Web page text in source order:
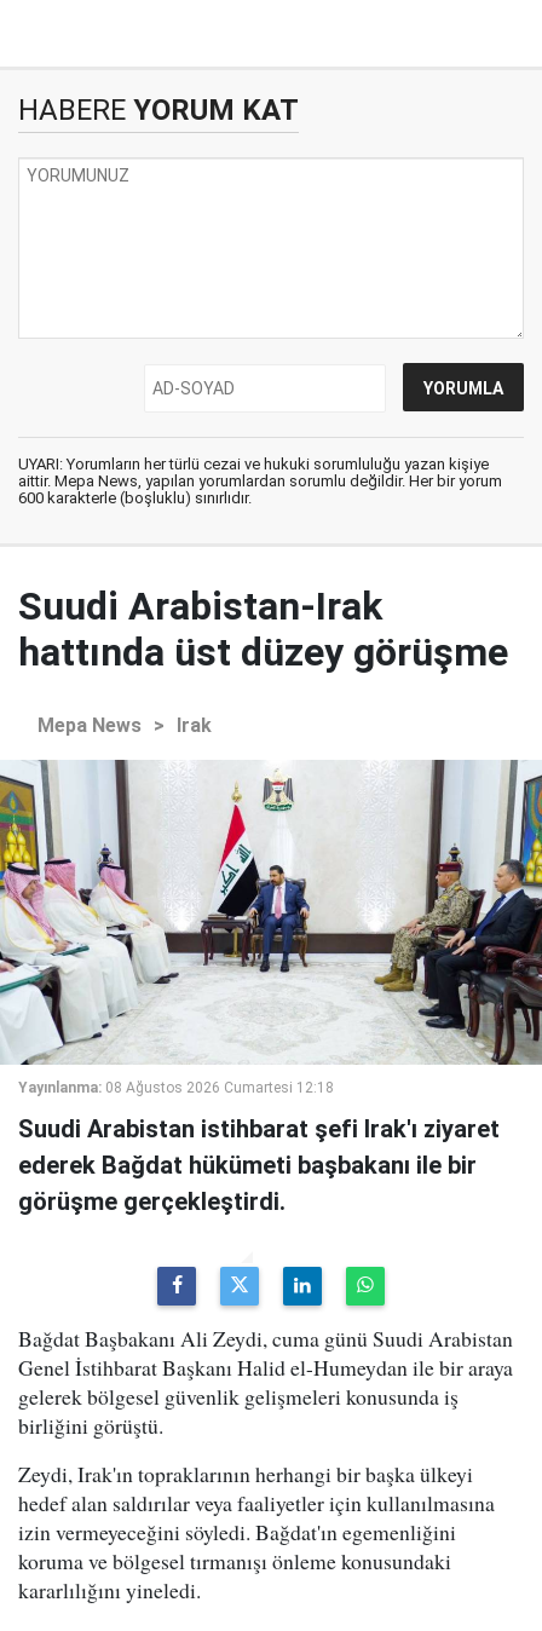
HABERE YORUM KAT
UYARI: Yorumların her türlü cezai ve hukuki sorumluluğu yazan kişiye
aittir. Mepa News, yapılan yorumlardan sorumlu değildir. Her bir yorum
600 karakterle (boşluklu) sınırlıdır.
Suudi Arabistan-Irak
hattında üst düzey görüşme
Mepa News > Irak
Yayınlanma: 08 Ağustos 2026 Cumartesi 12:18
Suudi Arabistan istihbarat şefi Irak'ı ziyaret
ederek Bağdat hükümeti başbakanı ile bir
görüşme gerçekleştirdi.
Bağdat Başbakanı Ali Zeydi, cuma günü Suudi Arabistan
Genel İstihbarat Başkanı Halid el-Humeydan ile bir araya
gelerek bölgesel güvenlik gelişmeleri konusunda iş
birliğini görüştü.
Zeydi, Irak'ın topraklarının herhangi bir başka ülkeyi
hedef alan saldırılar veya faaliyetler için kullanılmasına
izin vermeyeceğini söyledi. Bağdat'ın egemenliğini
koruma ve bölgesel tırmanışı önleme konusundaki
kararlılığını yineledi.